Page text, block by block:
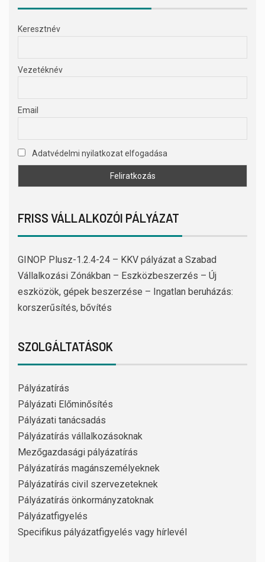
Keresztnév
Vezetéknév
Email
Adatvédelmi nyilatkozat elfogadása
FRISS VÁLLALKOZÓI PÁLYÁZAT
GINOP Plusz-1.2.4-24 – KKV pályázat a Szabad
Vállalkozási Zónákban – Eszközbeszerzés – Új
eszközök, gépek beszerzése – Ingatlan beruházás:
korszerűsítés, bővítés
SZOLGÁLTATÁSOK
Pályázatírás
Pályázati Előminősítés
Pályázati tanácsadás
Pályázatírás vállalkozásoknak
Mezőgazdasági pályázatírás
Pályázatírás magánszemélyeknek
Pályázatírás civil szervezeteknek
Pályázatírás önkormányzatoknak
Pályázatfigyelés
Specifikus pályázatfigyelés vagy hírlevél